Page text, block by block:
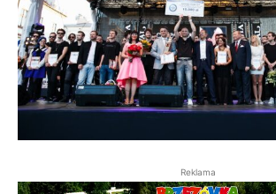
Reklama